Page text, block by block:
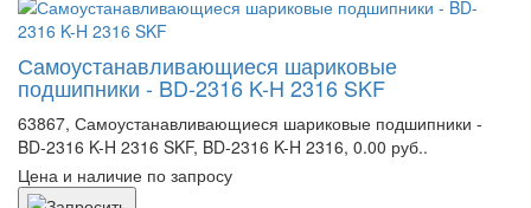
Самоустанавливающиеся шариковые
подшипники - BD-2316 K-H 2316 SKF
63867, Самоустанавливающиеся шариковые подшипники -
BD-2316 K-H 2316 SKF, BD-2316 K-H 2316, 0.00 руб..
Цена и наличие по запросу